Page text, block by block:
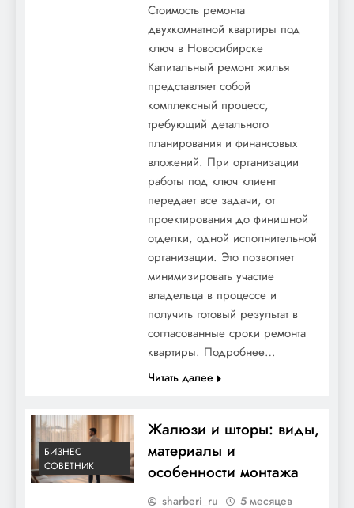
Стоимость ремонта
двухкомнатной квартиры под
ключ в Новосибирске
Капитальный ремонт жилья
представляет собой
комплексный процесс,
требующий детального
планирования и финансовых
вложений. При организации
работы под ключ клиент
передает все задачи, от
проектирования до финишной
отделки, одной исполнительной
организации. Это позволяет
минимизировать участие
владельца в процессе и
получить готовый результат в
согласованные сроки ремонта
квартиры. Подробнее…
Читать далее
БИЗНЕС
СОВЕТНИК
Жалюзи и шторы: виды,
материалы и
особенности монтажа
sharberi_ru 5 месяцев